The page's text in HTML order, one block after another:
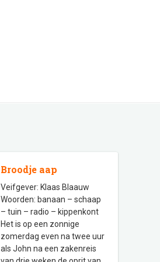
Broodje aap
Veifgever: Klaas Blaauw
Woorden: banaan – schaap
– tuin – radio – kippenkont
Het is op een zonnige
zomerdag even na twee uur
als John na een zakenreis